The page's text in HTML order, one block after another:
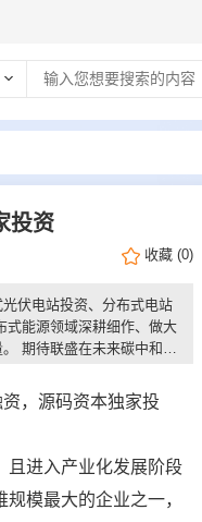
投资
收藏 (0)
伏电站投资、分布式电站
式能源领域深耕细作、做大
期待联盛在未来碳中和转
，源码资本独家投
且进入产业化发展阶段
模最大的企业之一，